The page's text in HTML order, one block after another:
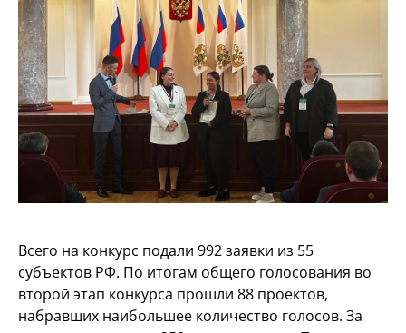
Всего на конкурс подали 992 заявки из 55
субъектов РФ. По итогам общего голосования во
второй этап конкурса прошли 88 проектов,
набравших наибольшее количество голосов. За